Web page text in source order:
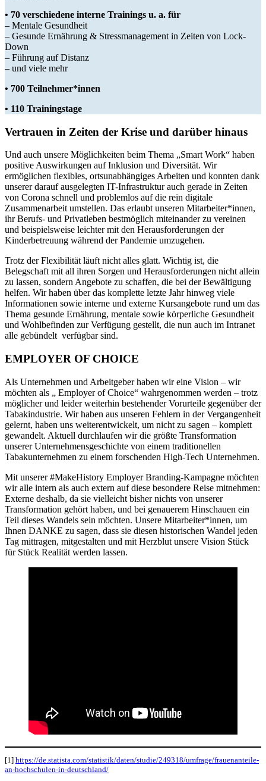
• 70 verschiedene interne Trainings u. a. für
– Mentale Gesundheit
– Gesunde Ernährung & Stressmanagement in Zeiten von Lock-
Down
– Führung auf Distanz
– und viele mehr
• 700 Teilnehmer*innen
• 110 Trainingstage
Vertrauen in Zeiten der Krise und darüber hinaus
Und auch unsere Möglichkeiten beim Thema „Smart Work“ haben
positive Auswirkungen auf Inklusion und Diversität. Wir
ermöglichen flexibles, ortsunabhängiges Arbeiten und konnten dank
unserer darauf ausgelegten IT-Infrastruktur auch gerade in Zeiten
von Corona schnell und problemlos auf die rein digitale
Zusammenarbeit umstellen. Das erlaubt unseren Mitarbeiter*innen,
ihr Berufs- und Privatleben bestmöglich miteinander zu vereinen
und beispielsweise leichter mit den Herausforderungen der
Kinderbetreuung während der Pandemie umzugehen.
Trotz der Flexibilität läuft nicht alles glatt. Wichtig ist, die
Belegschaft mit all ihren Sorgen und Herausforderungen nicht allein
zu lassen, sondern Angebote zu schaffen, die bei der Bewältigung
helfen. Wir haben über das komplette letzte Jahr hinweg viele
Informationen sowie interne und externe Kursangebote rund um das
Thema gesunde Ernährung, mentale sowie körperliche Gesundheit
und Wohlbefinden zur Verfügung gestellt, die nun auch im Intranet
alle gebündelt verfügbar sind.
EMPLOYER OF CHOICE
Als Unternehmen und Arbeitgeber haben wir eine Vision – wir
möchten als „ Employer of Choice“ wahrgenommen werden – trotz
möglicher und leider weiterhin bestehender Vorurteile gegenüber der
Tabakindustrie. Wir haben aus unseren Fehlern in der Vergangenheit
gelernt, haben uns weiterentwickelt, um nicht zu sagen – komplett
gewandelt. Aktuell durchlaufen wir die größte Transformation
unserer Unternehmensgeschichte von einem traditionellen
Tabakunternehmen zu einem forschenden High-Tech Unternehmen.
Mit unserer #MakeHistory Employer Branding-Kampagne möchten
wir alle intern als auch extern auf diese besondere Reise mitnehmen:
Externe deshalb, da sie vielleicht bisher nichts von unserer
Transformation gehört haben, und bei genauerem Hinschauen ein
Teil dieses Wandels sein möchten. Unsere Mitarbeiter*innen, um
Ihnen DANKE zu sagen, dass sie diesen historischen Wandel jeden
Tag mittragen, mitgestalten und mit Herzblut unsere Vision Stück
für Stück Realität werden lassen.
[1] https://de.statista.com/statistik/daten/studie/249318/umfrage/frauenanteile-
an-hochschulen-in-deutschland/